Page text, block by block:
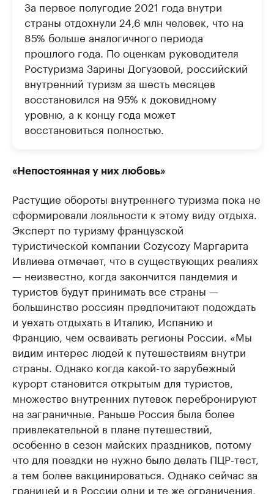
За первое полугодие 2021 года внутри
страны отдохнули 24,6 млн человек, что на
85% больше аналогичного периода
прошлого года. По оценкам руководителя
Ростуризма Зарины Догузовой, российский
внутренний туризм за шесть месяцев
восстановился на 95% к доковидному
уровню, а к концу года может
восстановиться полностью.
«Непостоянная у них любовь»
Растущие обороты внутреннего туризма пока не
сформировали лояльности к этому виду отдыха.
Эксперт по туризму французской
туристической компании Cozycozy Маргарита
Ивлиева отмечает, что в существующих реалиях
— неизвестно, когда закончится пандемия и
туристов будут принимать все страны —
большинство россиян предпочитают подождать
и уехать отдыхать в Италию, Испанию и
Францию, чем осваивать регионы России. «Мы
видим интерес людей к путешествиям внутри
страны. Однако когда какой-то зарубежный
курорт становится открытым для туристов,
множество внутренних путевок перебронируют
на заграничные. Раньше Россия была более
привлекательной в плане путешествий,
особенно в сезон майских праздников, потому
что для поездки не нужно было делать ПЦР-тест,
а тем более вакцинироваться. Однако сейчас за
границей и в России одни и те же ограничения,